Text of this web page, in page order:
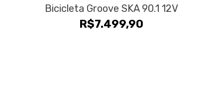
Bicicleta Groove SKA 90.1 12V
R$7.499,90